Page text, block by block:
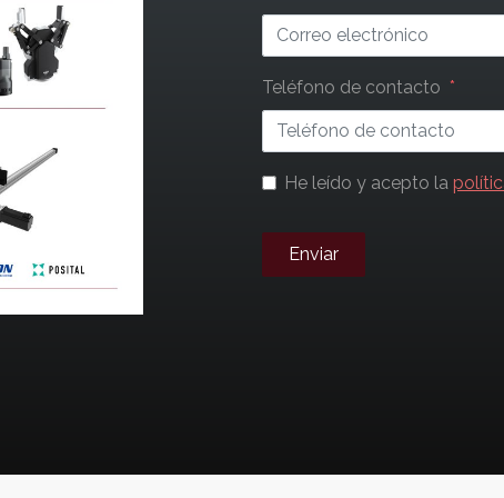
Teléfono de contacto
He leído y acepto la
Enviar